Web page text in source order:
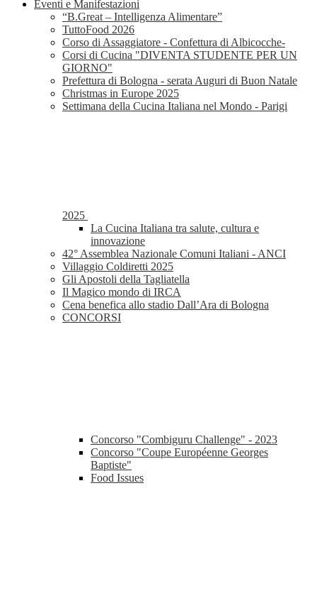
Eventi e Manifestazioni
“B.Great – Intelligenza Alimentare”
TuttoFood 2026
Corso di Assaggiatore - Confettura di Albicocche-
Corsi di Cucina "DIVENTA STUDENTE PER UN
GIORNO"
Prefettura di Bologna - serata Auguri di Buon Natale
Christmas in Europe 2025
Settimana della Cucina Italiana nel Mondo - Parigi
2025
La Cucina Italiana tra salute, cultura e
innovazione
42° Assemblea Nazionale Comuni Italiani - ANCI
Villaggio Coldiretti 2025
Gli Apostoli della Tagliatella
Il Magico mondo di IRCA
Cena benefica allo stadio Dall’Ara di Bologna
CONCORSI
Concorso "Combiguru Challenge" - 2023
Concorso "Coupe Européenne Georges
Baptiste"
Food Issues